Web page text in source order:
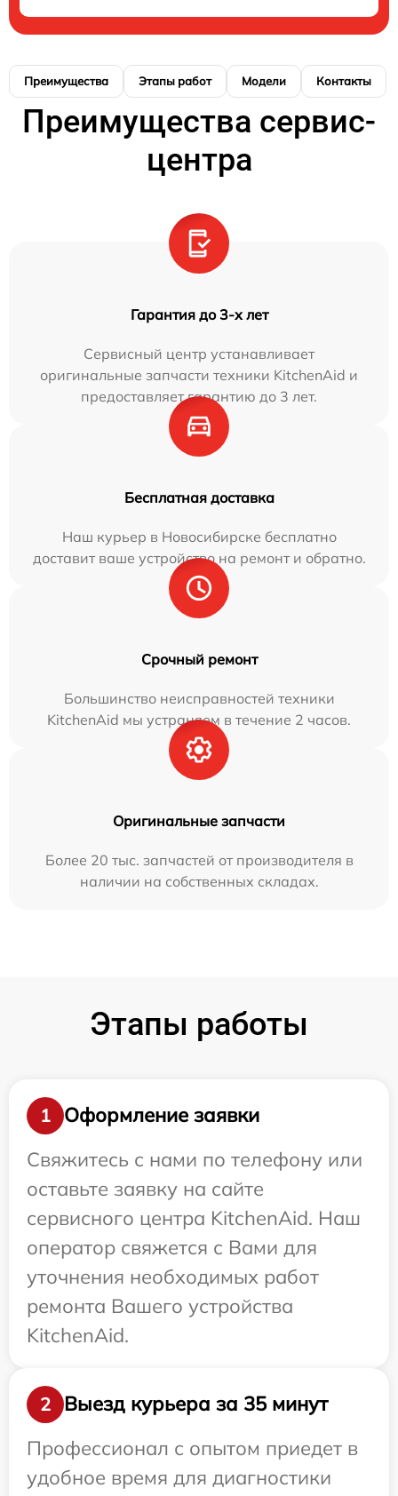
Преимущества Этапы работ Модели Контакты
Преимущества сервис-
центра
Гарантия до 3-х лет
Сервисный центр устанавливает
оригинальные запчасти техники KitchenAid и
предоставляет гарантию до 3 лет.
Бесплатная доставка
Наш курьер в Новосибирске бесплатно
доставит ваше устройство на ремонт и обратно.
Срочный ремонт
Большинство неисправностей техники
KitchenAid мы устраняем в течение 2 часов.
Оригинальные запчасти
Более 20 тыс. запчастей от производителя в
наличии на собственных складах.
Этапы работы
1
Оформление заявки
Свяжитесь с нами по телефону или
оставьте заявку на сайте
сервисного центра KitchenAid. Наш
оператор свяжется с Вами для
уточнения необходимых работ
ремонта Вашего устройства
KitchenAid.
2
Выезд курьера за 35 минут
Профессионал с опытом приедет в
удобное время для диагностики